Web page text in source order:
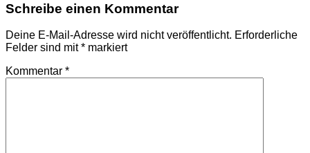
Schreibe einen Kommentar
Deine E-Mail-Adresse wird nicht veröffentlicht. Erforderliche
Felder sind mit* markiert
Kommentar *